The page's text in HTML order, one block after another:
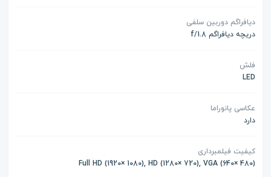
دیافراگم دوربین سلفی
دریچه دیافراگم f/1.8
فلش
LED
عکاسی پانوراما
دارد
کیفیت فیلمبرداری
(Full HD (1920× 1080), HD (1280× 720), VGA (640× 480